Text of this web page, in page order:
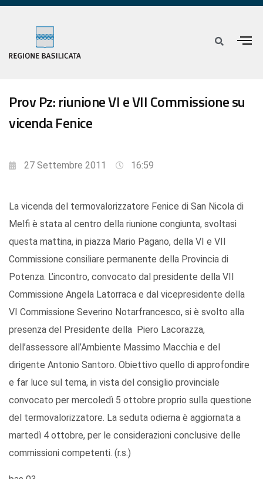
Prov Pz: riunione VI e VII Commissione su
vicenda Fenice
27 Settembre 2011 16:59
La vicenda del termovalorizzatore Fenice di San Nicola di
Melfi è stata al centro della riunione congiunta, svoltasi
questa mattina, in piazza Mario Pagano, della VI e VII
Commissione consiliare permanente della Provincia di
Potenza. L’incontro, convocato dal presidente della VII
Commissione Angela Latorraca e dal vicepresidente della
VI Commissione Severino Notarfrancesco, si è svolto alla
presenza del Presidente della Piero Lacorazza,
dell’assessore all’Ambiente Massimo Macchia e del
dirigente Antonio Santoro. Obiettivo quello di approfondire
e far luce sul tema, in vista del consiglio provinciale
convocato per mercoledì 5 ottobre proprio sulla questione
del termovalorizzatore. La seduta odierna è aggiornata a
martedì 4 ottobre, per le considerazioni conclusive delle
commissioni competenti. (r.s.)